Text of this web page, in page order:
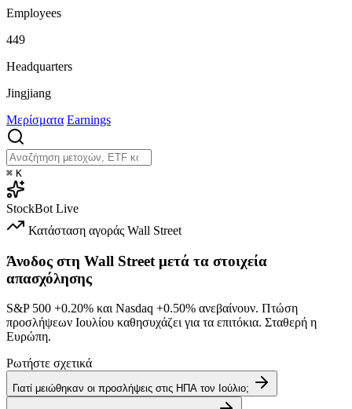
Employees
449
Headquarters
Jingjiang
Μερίσματα Earnings
⌘ K
StockBot Live
Κατάσταση αγοράς Wall Street
Άνοδος στη Wall Street μετά τα στοιχεία
απασχόλησης
S&P 500 +0.20% και Nasdaq +0.50% ανεβαίνουν. Πτώση
προσλήψεων Ιουλίου καθησυχάζει για τα επιτόκια. Σταθερή η
Ευρώπη.
Ρωτήστε σχετικά
Γιατί μειώθηκαν οι προσλήψεις στις ΗΠΑ τον Ιούλιο;